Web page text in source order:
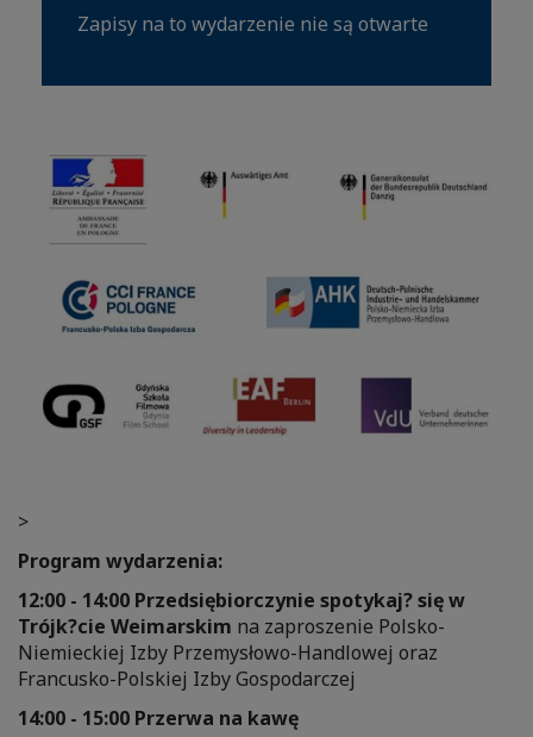
Zapisy na to wydarzenie nie są otwarte
>
Program wydarzenia:
12:00 - 14:00 Przedsiębiorczynie spotykaj? się w
Trójk?cie Weimarskim na zaproszenie Polsko-
Niemieckiej Izby Przemysłowo-Handlowej oraz
Francusko-Polskiej Izby Gospodarczej
14:00 - 15:00 Przerwa na kawę